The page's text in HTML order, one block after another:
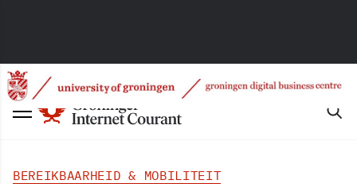
BEREIKBAARHEID & MOBILITEIT